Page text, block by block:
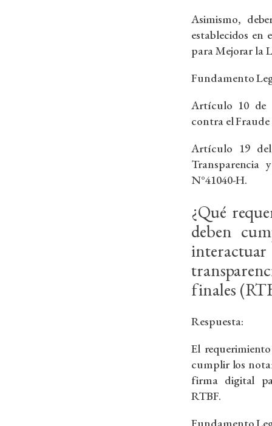
Asimismo,
establecidos en
para Mejorar la
Fundamento
Artículo 10 de
contra el Fraude
Artículo 19
Transparencia
N°41040-H.
¿Qué
deben
finales
Respuesta:
El
cumplir los
firma digital
RTBF.